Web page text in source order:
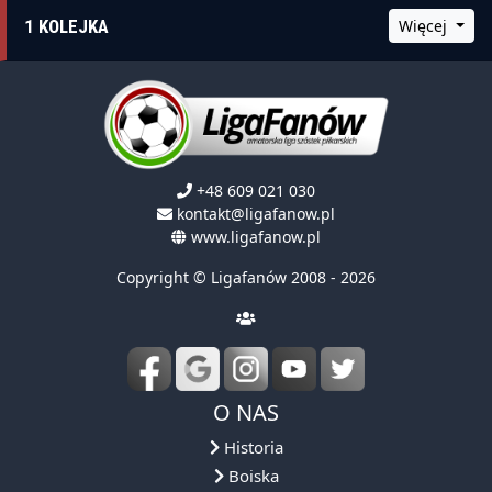
1 KOLEJKA Więcej
+48 609 021 030
kontakt@ligafanow.pl
www.ligafanow.pl
Copyright © Ligafanów 2008 - 2026
O NAS
Historia
Boiska